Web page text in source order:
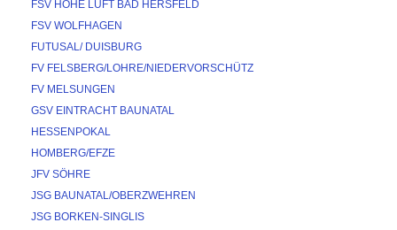
FSV HOHE LUFT BAD HERSFELD
FSV WOLFHAGEN
FUTUSAL/ DUISBURG
FV FELSBERG/LOHRE/NIEDERVORSCHÜTZ
FV MELSUNGEN
GSV EINTRACHT BAUNATAL
HESSENPOKAL
HOMBERG/EFZE
JFV SÖHRE
JSG BAUNATAL/OBERZWEHREN
JSG BORKEN-SINGLIS